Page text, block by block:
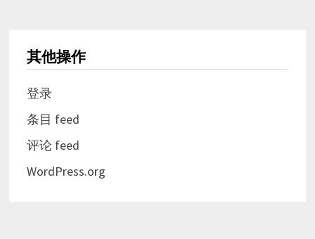
其他操作
登录
条目 feed
评论 feed
WordPress.org